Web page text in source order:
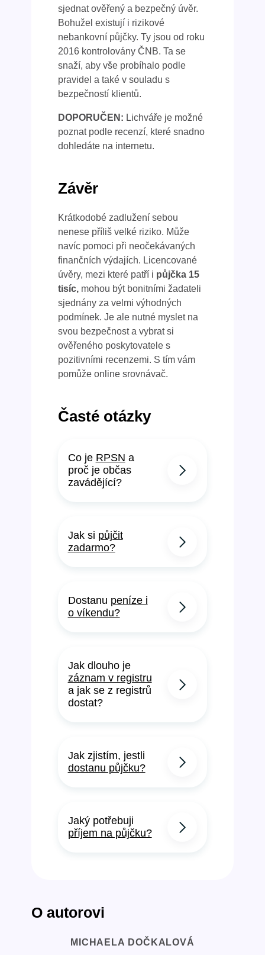
sjednat ověřený a bezpečný úvěr.
Bohužel existují i rizikové
nebankovní půjčky. Ty jsou od roku
2016 kontrolovány ČNB. Ta se
snaží, aby vše probíhalo podle
pravidel a také v souladu s
bezpečností klientů.
DOPORUČEN: Lichváře je možné
poznat podle recenzí, které snadno
dohledáte na internetu.
Závěr
Krátkodobé zadlužení sebou
nenese příliš velké riziko. Může
navíc pomoci při neočekávaných
finančních výdajích. Licencované
úvěry, mezi které patří i půjčka 15
tisíc,mohou být bonitními žadateli
sjednány za velmi výhodných
podmínek. Je ale nutné myslet na
svou bezpečnost a vybrat si
ověřeného poskytovatele s
pozitivními recenzemi. S tím vám
pomůže online srovnávač.
Časté otázky
Co je RPSN a
proč je občas
zavádějící?
Jak si půjčit
zadarmo?
Dostanu peníze i
o víkendu?
Jak dlouho je
záznam v registru
a jak se z registrů
dostat?
Jak zjistím, jestli
dostanu půjčku?
Jaký potřebuji
příjem na půjčku?
O autorovi
MICHAELA DOČKALOVÁ